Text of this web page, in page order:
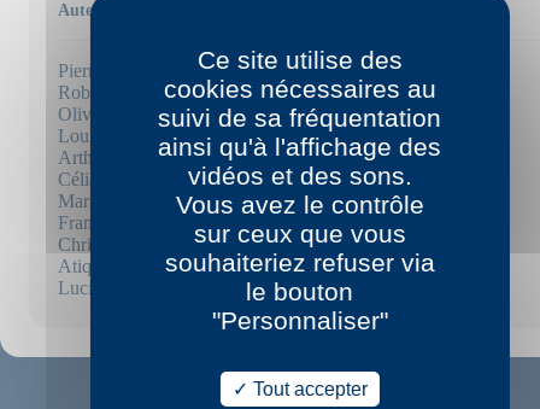
Auteurs
Pierric Bailly
Robert Bober
Olivier Brossard
Louise Chennevière
Arthur Dreyfus
Célia Houdart
Marielle Hubert
Franck Mignot
Christine Montalbetti
Atiq Rahimi
Lucie Rico
Ce site utilise des
cookies nécessaires au
suivi de sa fréquentation
ainsi qu'à l'affichage des
vidéos et des sons.
Vous avez le contrôle
sur ceux que vous
souhaiteriez refuser via
le bouton
"Personnaliser"
Tout accepter